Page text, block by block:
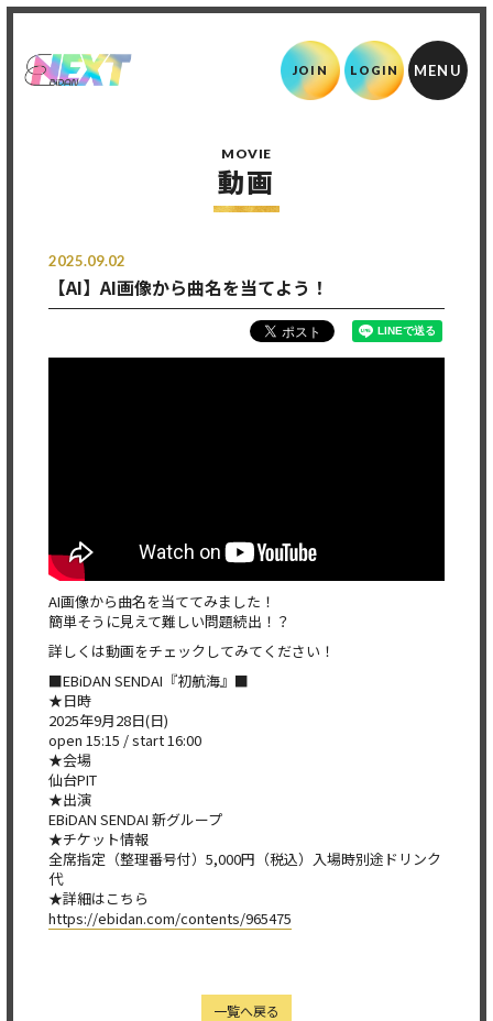
JOIN LOGIN
MOVIE
動画
2025.09.02
【AI】AI画像から曲名を当てよう！
AI画像から曲名を当ててみました！
簡単そうに見えて難しい問題続出！？
詳しくは動画をチェックしてみてください！
■EBiDAN SENDAI『初航海』■
★日時
2025年9月28日(日)
open 15:15 / start 16:00
★会場
仙台PIT
★出演
EBiDAN SENDAI 新グループ
★チケット情報
全席指定（整理番号付）5,000円（税込）入場時別途ドリンク
代
★詳細はこちら
https://ebidan.com/contents/965475
一覧へ戻る